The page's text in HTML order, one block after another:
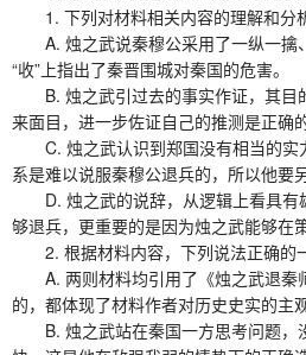
1. 下列对材料相关内容的理解和分
A. 烛之武说秦穆公采用了一纵一擒
“收”上指出了秦晋围城对秦国的危害。
B. 烛之武引过去的事实作证，其目
来面目，进一步佐证自己的推测是正确的
C. 烛之武认识到郑国没有相当的实
系是难以说服秦穆公退兵的，所以他要
D. 烛之武的说辞，从逻辑上看具有
够退兵，更重要的是因为烛之武能够在
2. 根据材料内容，下列说法正确的
A. 两则材料均引用了《烛之武退秦
的，都体现了材料作者对历史史实的主
B. 烛之武站在秦国一方思考问题，